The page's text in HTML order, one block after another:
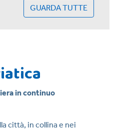
GUARDA TUTTE
in continuo
città, in collina e nei